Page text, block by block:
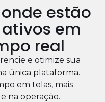
estão
em
real
e otimize sua
única plataforma.
em telas, mais
na operação.